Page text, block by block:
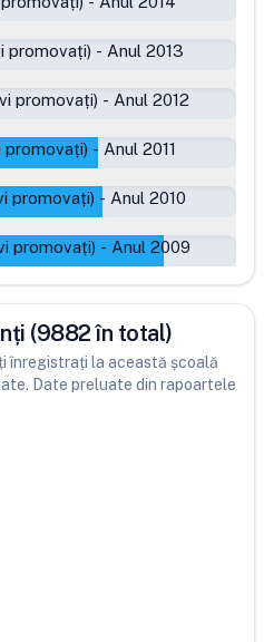
promovați) - Anul 2013
promovați) - Anul 2012
promovați) - Anul 2011
promovați) - Anul 2010
promovați) - Anul 2009
(9882 în total)
înregistrați la această școală
Date preluate din rapoartele